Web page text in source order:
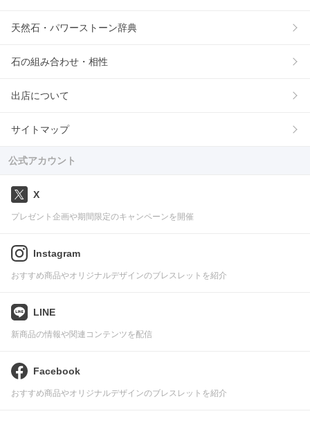
天然石・パワーストーン辞典
石の組み合わせ・相性
出店について
サイトマップ
公式アカウント
X
プレゼント企画や期間限定のキャンペーンを開催
Instagram
おすすめ商品やオリジナルデザインのブレスレットを紹介
LINE
新商品の情報や関連コンテンツを配信
Facebook
おすすめ商品やオリジナルデザインのブレスレットを紹介